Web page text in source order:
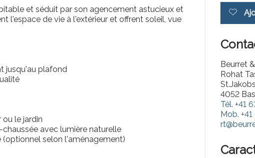
et séduit par son agencement astucieux et
l'espace de vie à l'extérieur et offrent soleil, vue
jusqu'au plafond
le jardin
avec lumière naturelle
selon l'aménagement)
Beurret
Rohat
4052
Tél. +41
Mob.